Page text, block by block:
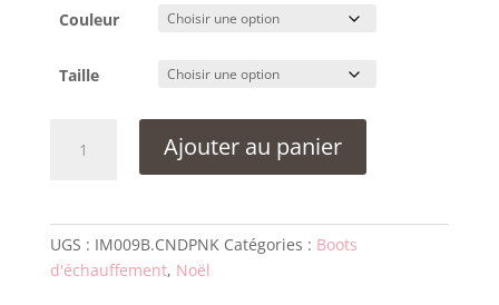
Couleur
Taille
IM009B
Ajouter au panier
UGS : IM009B.CNDPNK Catégories : Boots
d'échauffement, Noël